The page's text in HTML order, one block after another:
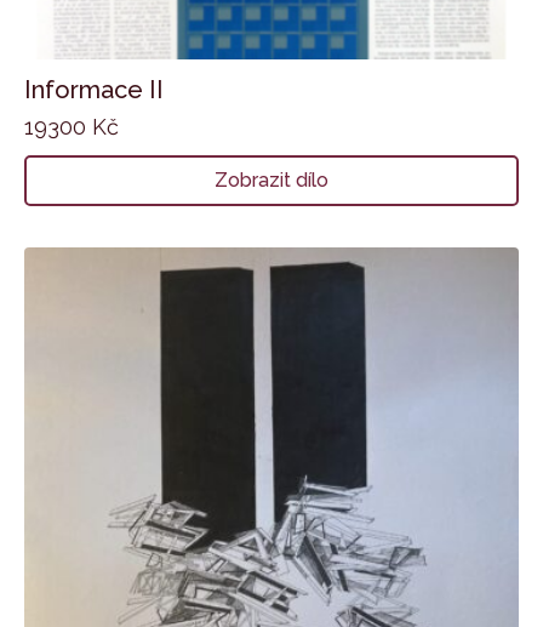
Informace II
19300 Kč
Zobrazit dílo